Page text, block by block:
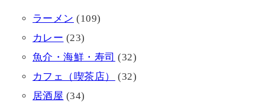
ラーメン (109)
カレー (23)
魚介・海鮮・寿司 (32)
カフェ（喫茶店）
(32)
居酒屋 (34)